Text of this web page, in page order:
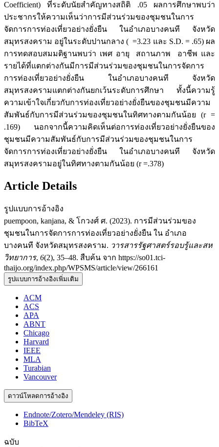
Coefficient) ที่ระดับนัยสำคัญทางสถิติ .05 ผลการศึกษาพบว่า
ประชากรให้ความเห็นว่าการมีส่วนร่วมของชุมชนในการ
จัดการการท่องเที่ยวอย่างยั่งยืน ในอำเภอบางคนที จังหวัด
สมุทรสงคราม อยู่ในระดับปานกลาง ( =3.23 และ S.D. = .65) ผล
การทดสอบสมมติฐานพบว่า เพศ อายุ สถานภาพ อาชีพ และ
รายได้ที่แตกต่างกันมีการมีส่วนร่วมของชุมชนในการจัดการ
การท่องเที่ยวอย่างยั่งยืน ในอำเภอบางคนที จังหวัด
สมุทรสงครามแตกต่างกันยกเว้นระดับการศึกษา ทั้งนี้ความรู้
ความเข้าใจเกี่ยวกับการท่องเที่ยวอย่างยั่งยืนของชุมชนมีความ
สัมพันธ์กับการมีส่วนร่วมของชุมชนในทิศทางตามกันน้อย (r =
.169) นอกจากนี้ความคิดเห็นต่อการท่องเที่ยวอย่างยั่งยืนของ
ชุมชนมีความสัมพันธ์กับการมีส่วนร่วมของชุมชนในการ
จัดการการท่องเที่ยวอย่างยั่งยืน ในอำเภอบางคนที จังหวัด
สมุทรสงครามอยู่ในทิศทางตามกันน้อย (r =.378)
Article Details
รูปแบบการอ้างอิง
puempoon, kanjana, & โกวงศ์ ศ. (2023). การมีส่วนร่วมของ
ชุมชนในการจัดการการท่องเที่ยวอย่างยั่งยืน ใน อำเภอ
บางคนที จังหวัดสมุทรสงคราม. วารสารรัฐศาสตร์รอบรู้และสห
วิทยาการ, 6(2), 35–48. สืบค้น จาก https://so01.tci-
thaijo.org/index.php/WPSMS/article/view/266161
รูปแบบการอ้างอิงเพิ่มเติม
ACM
ACS
APA
ABNT
Chicago
Harvard
IEEE
MLA
Turabian
Vancouver
ดาวน์โหลดการอ้างอิง
Endnote/Zotero/Mendeley (RIS)
BibTeX
ฉบับ